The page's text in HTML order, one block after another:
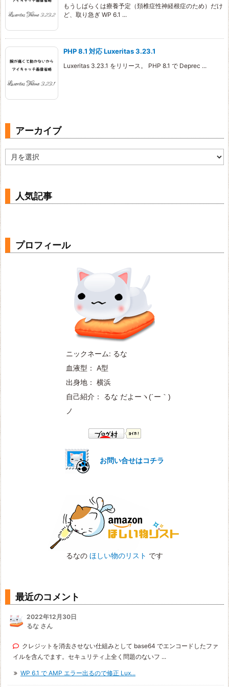
もうしばらくは療養予定（頚椎症性神経根症のため）だけ
ど、取り急ぎ WP 6.1 ...
PHP 8.1 対応 Luxeritas 3.23.1
Luxeritas 3.23.1 をリリース。 PHP 8.1 で Deprec ...
アーカイブ
ー
人気記事
プロフィール
ニックネーム: るな
血液型： A型
出身地： 横浜
自己紹介： るな だよー ヽ(´ー｀)
ノ
お問い合せはコチラ
るなの ほしい物のリスト です
最近のコメント
2022年12月30日
るな さん
クレジットを消去させない仕組みとして base64 でエンコードしたファ
イルを含んでます。セキュリティ上全く問題のないフ ...
WP 6.1 で AMP エラー出るので修正 Lux...